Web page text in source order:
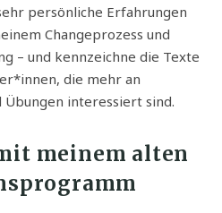
persönliche Erfahrungen
Changeprozess und
– und kennzeichne die Texte
die mehr an
interessiert sind.
meinem alten